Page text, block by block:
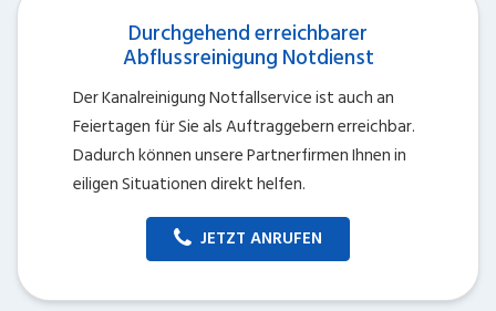
Durchgehend erreichbarer
Abflussreinigung Notdienst
Der Kanalreinigung Notfallservice ist auch an
Feiertagen für Sie als Auftraggebern erreichbar.
Dadurch können unsere Partnerfirmen Ihnen in
eiligen Situationen direkt helfen.
JETZT ANRUFEN